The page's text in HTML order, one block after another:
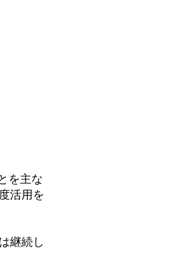
を主な
活用を
継続し